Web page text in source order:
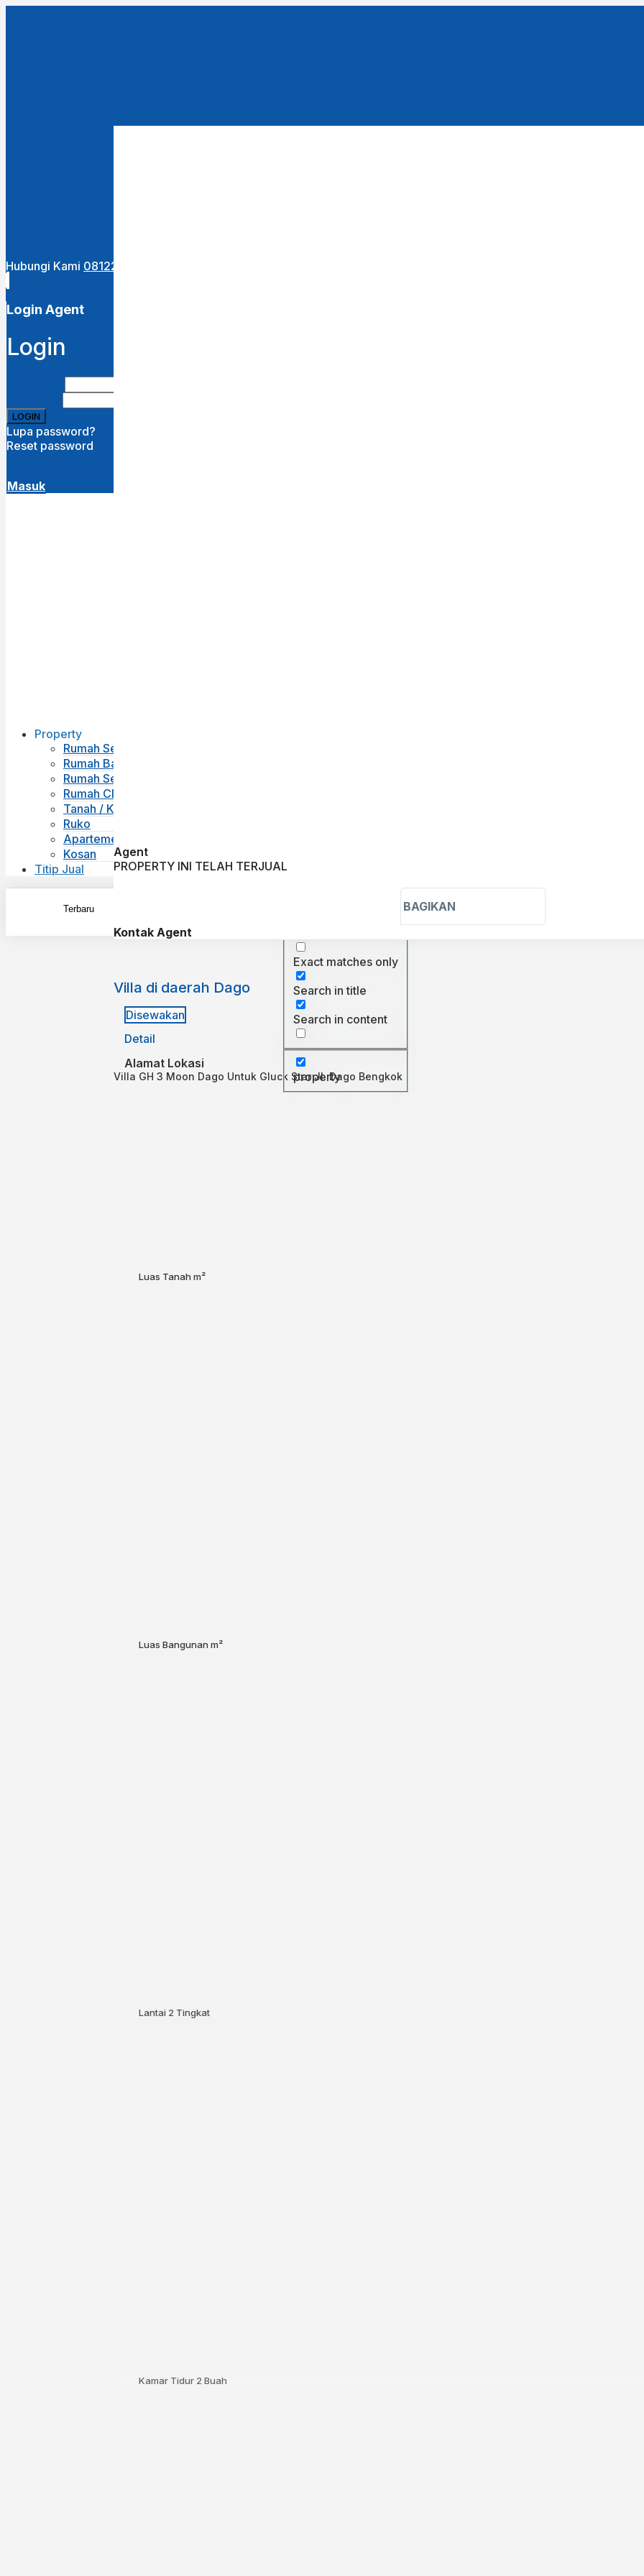
Hubungi Kami 081222400255
Login Agent
Login
Lupa password?
Reset password
Masuk
Property
Rumah Second
Rumah Baru
Rumah Sewa
Rumah Cluster
Tanah / Kavling
Ruko
Apartemen
Kosan
Titip Jual
Exact matches only
Search in title
Search in content
property
Villa di daerah Dago
Disewakan
Detail
Alamat Lokasi
Villa GH 3 Moon Dago Untuk Gluck Star Jl. Dago Bengkok
Luas Tanah m²
Luas Bangunan m²
Lantai 2 Tingkat
Kamar Tidur 2 Buah
Agent
PROPERTY INI TELAH TERJUAL
BAGIKAN
Kontak Agent